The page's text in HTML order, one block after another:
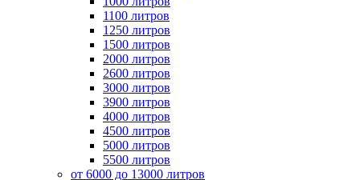
1100 литров
1250 литров
1500 литров
2000 литров
2600 литров
3000 литров
3900 литров
4000 литров
4500 литров
5000 литров
5500 литров
от 6000 до 13000 литров